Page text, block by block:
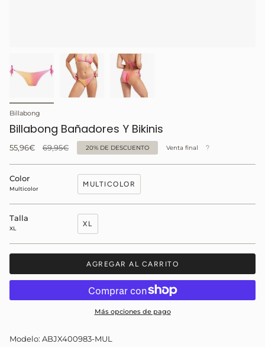
Billabong
Billabong Bañadores Y Bikinis
55,96€
Precio
69,95€ 20% DE DESCUENTO Venta final
Color
Multicolor
MULTICOLOR
Talla
XL
XL
AGREGAR AL CARRITO
Más opciones de pago
Modelo: ABJX400983-MUL